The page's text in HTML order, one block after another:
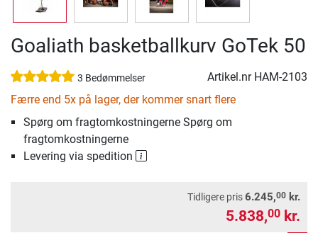
Goaliath basketballkurv GoTek 50
3 Bedømmelser Artikel.nr HAM-2103
Færre end 5x på lager, der kommer snart flere
Spørg om fragtomkostningerne Spørg om
fragtomkostningerne
Levering via spedition
Tidligere pris6.245,00 kr.
5.838,00 kr.